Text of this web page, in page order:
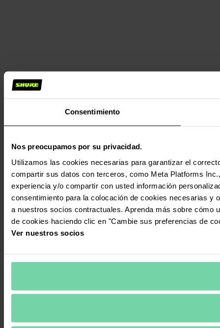
Consentimiento
Nos preocupamos por su privacidad.
Utilizamos las cookies necesarias para garantizar el
compartir sus datos con terceros, como Meta Platforms
experiencia y/o compartir con usted información
consentimiento para la colocación de cookies necesarias
a nuestros socios contractuales. Aprenda más sobre cómo
de cookies haciendo clic en "Cambie sus preferencias de
Ver nuestros socios